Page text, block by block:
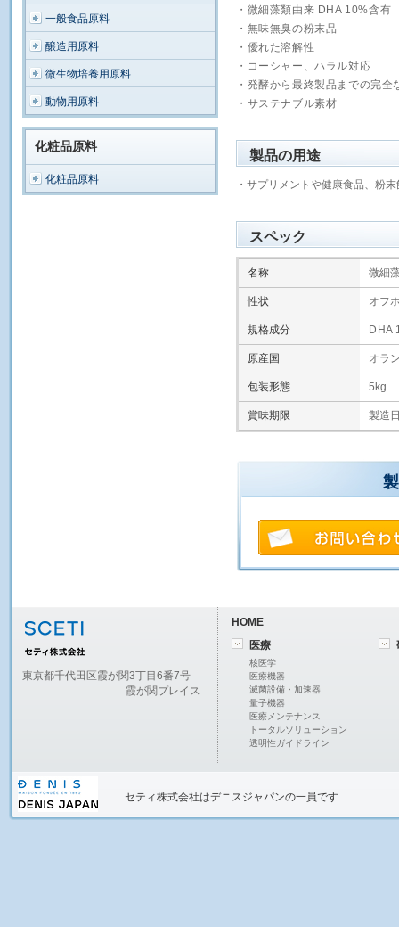
一般食品原料
醸造用原料
微生物培養用原料
動物用原料
化粧品原料
化粧品原料
・微細藻類由来 DHA 10%含有
・無味無臭の粉末品
・優れた溶解性
・コーシャー、ハラル対応
・発酵から最終製品までの完全
・サステナブル素材
製品の用途
・サプリメントや健康食品、粉
スペック
名称 微細
性状 オフ
規格成分 DHA
原産国 オラ
包装形態 5kg
賞味期限 製造
東京都千代田区霞が関3丁目6番7号
霞が関プレイス
HOME
医療
核医学
医療機器
滅菌設備・加速器
量子機器
医療メンテナンス
トータルソリューション
透明性ガイドライン
セティ株式会社はデニスジャパンの一員です